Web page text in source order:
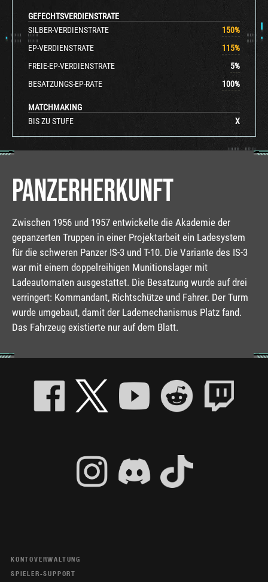
GEFECHTSVERDIENSTRATE
SILBER-VERDIENSTRATE
150%
EP-VERDIENSTRATE
115%
FREIE-EP-VERDIENSTRATE
5%
BESATZUNGS-EP-RATE
100%
MATCHMAKING
BIS ZU STUFE
X
PANZERHERKUNFT
Zwischen 1956 und 1957 entwickelte die Akademie der
gepanzerten Truppen in einer Projektarbeit ein Ladesystem
für die schweren Panzer IS-3 und T-10. Die Variante des IS-3
war mit einem doppelreihigen Munitionslager mit
Ladeautomaten ausgestattet. Die Besatzung wurde auf drei
verringert: Kommandant, Richtschütze und Fahrer. Der Turm
wurde umgebaut, damit der Lademechanismus Platz fand.
Das Fahrzeug existierte nur auf dem Blatt.
KONTOVERWALTUNG
SPIELER-SUPPORT